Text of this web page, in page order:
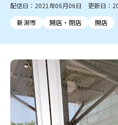
佐渡
新潟市中央区 新潟市東区
新潟市南区
新潟市江南区
村上・関川
新発田・聖籠
三条・加茂・田上
五泉・阿
長岡市・閉店
上越市・開店
ラーメン・開店
ラーメン・閉
スイーツ
ご当地グルメ 食べ歩き
カフェ
居酒屋・バー 焼
パン・ベーカリー
タレカツ
旨辛・激辛
定食・町定食
スポーツ
セミナー・講演会 子ども向け
住宅展示場
完成見学会
習い事・塾 アパレル・雑貨
観光スポット
温泉・入浴
リラクゼーション・整体
ス
病院・クリニック
イオンモー
ビルボードプレイスBP
新潟伊
リバーサイド千秋
パティオ
セツコママ ランキング
開店まとめ
閉店まとめ
ファッション
新車・中古車・カー用品
旅行
冠婚葬祭
習い事・塾 通
官公庁・自治体
新潟市 チラ
上越・妙高・糸魚川 チラシ
火曜セール
オープン・リニュ
配信日：2021年06月06日 更新日：
新潟市
開店・閉店 開店